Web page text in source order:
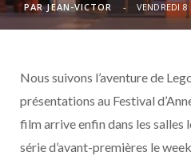
o t
r
PAR JEAN-VICTOR VENDREDI 8
Nous suivons l’aventure de
présentations au Festival
film arrive enfin dans les salles
série d’avant-premières le